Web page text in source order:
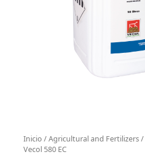
Inicio /Agricultural and Fertilizers/
Vecol 580 EC